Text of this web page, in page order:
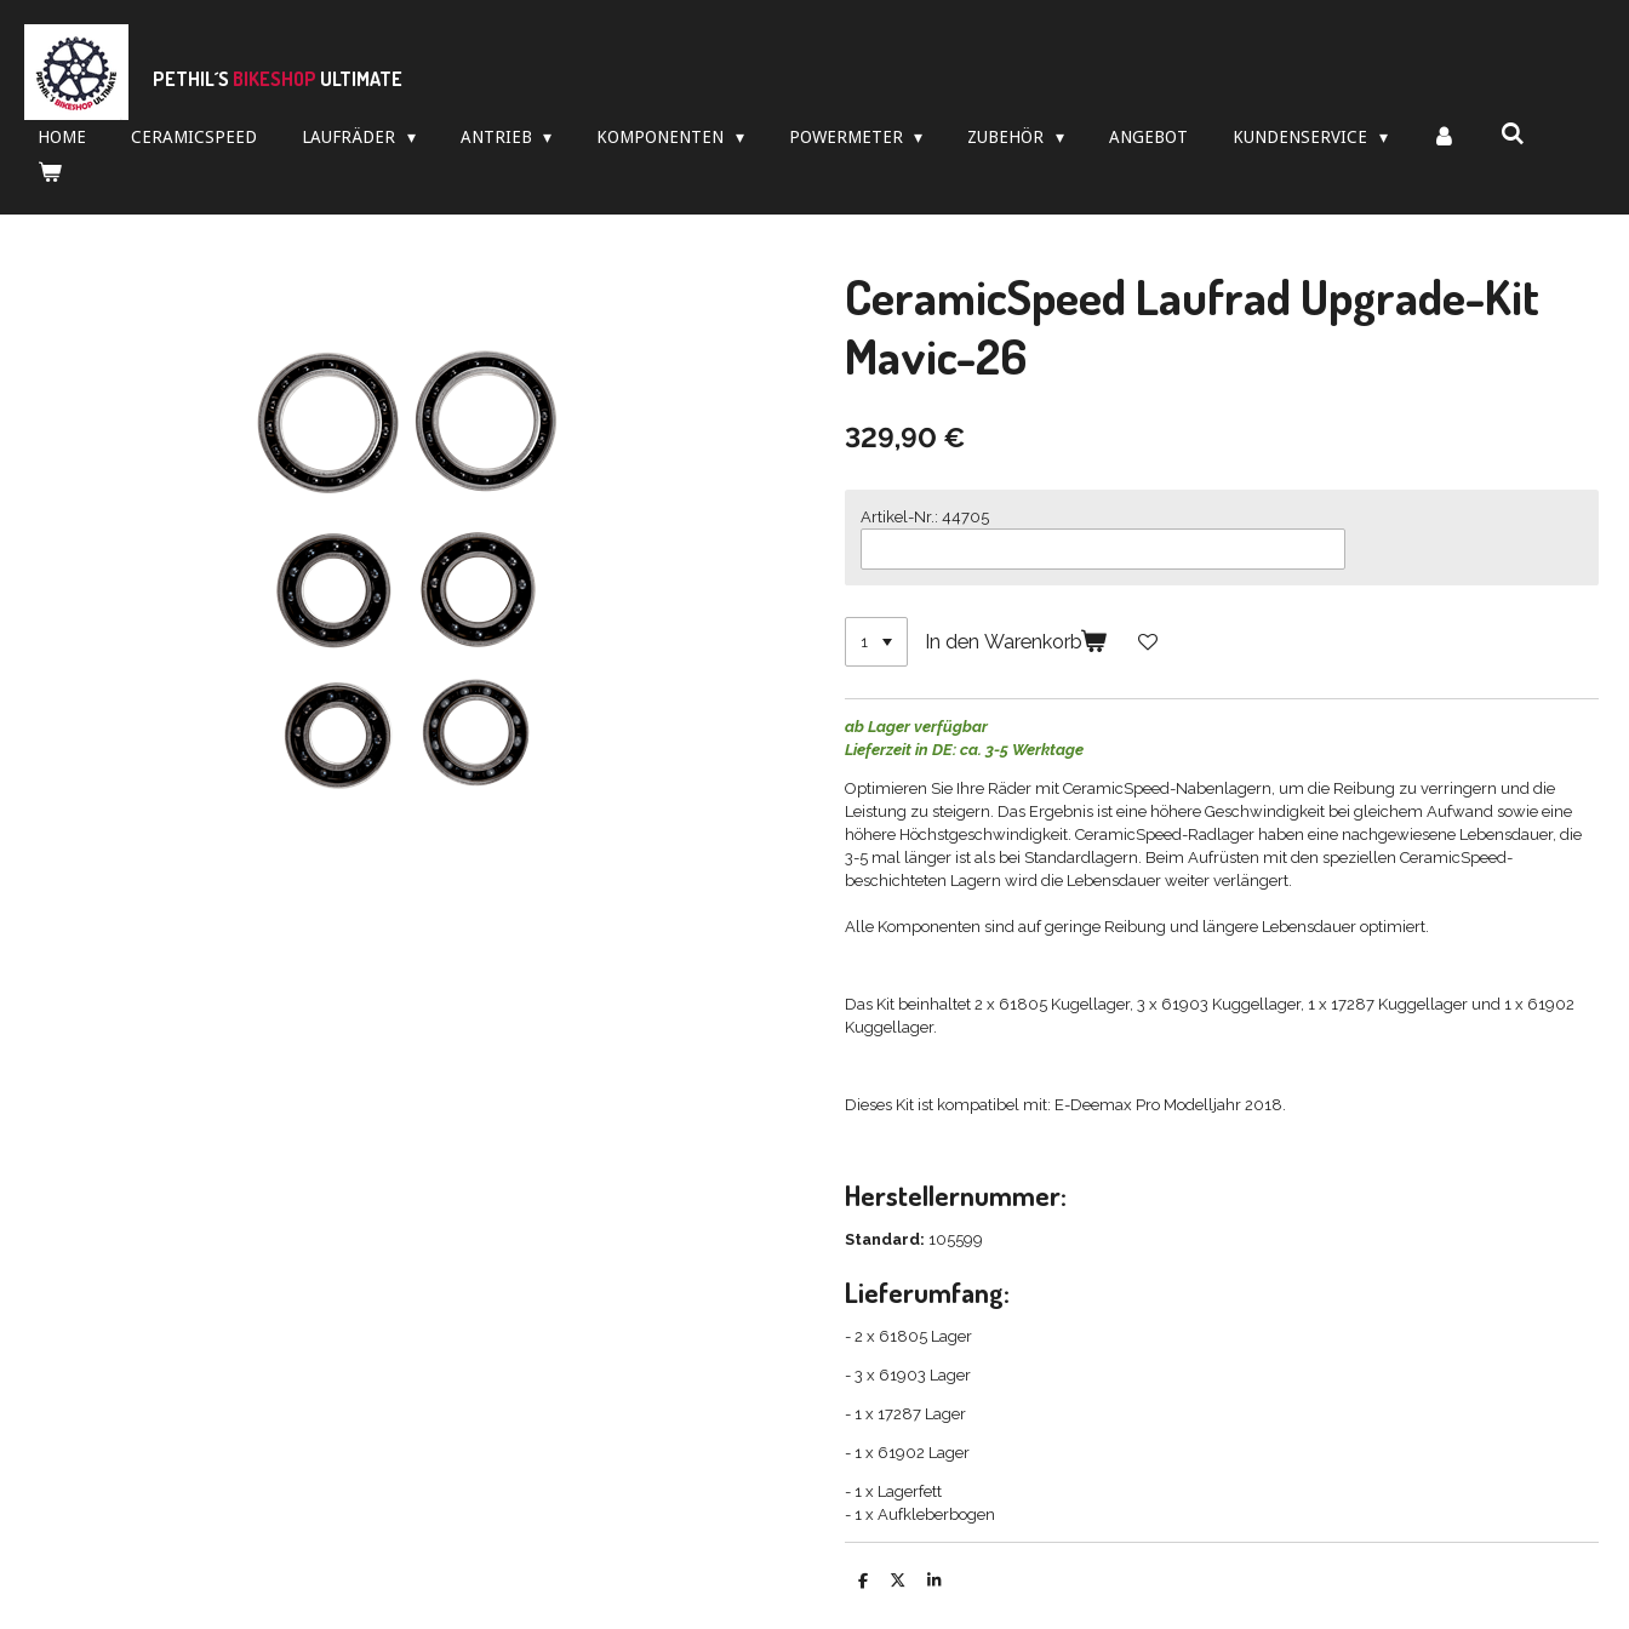
Zum
Hauptinhalt
springen
PETHIL´S BIKESHOP ULTIMATE
HOME CERAMICSPEED LAUFRÄDER ANTRIEB KOMPONENTEN POWERMETER ZUBEHÖR ANGEBOT KUNDENSERVICE
CeramicSpeed Laufrad Upgrade-Kit
Mavic-26
329,90 €
Artikel-Nr.: 44705
In den Warenkorb
ab Lager verfügbar
Lieferzeit in DE: ca. 3-5 Werktage
Optimieren Sie Ihre Räder mit CeramicSpeed-Nabenlagern, um die Reibung zu verringern und die
Leistung zu steigern. Das Ergebnis ist eine höhere Geschwindigkeit bei gleichem Aufwand sowie eine
höhere Höchstgeschwindigkeit. CeramicSpeed-Radlager haben eine nachgewiesene Lebensdauer, die
3-5 mal länger ist als bei Standardlagern. Beim Aufrüsten mit den speziellen CeramicSpeed-
beschichteten Lagern wird die Lebensdauer weiter verlängert.
Alle Komponenten sind auf geringe Reibung und längere Lebensdauer optimiert.
Das Kit beinhaltet 2 x 61805 Kugellager, 3 x 61903 Kuggellager, 1 x 17287 Kuggellager und 1 x 61902
Kuggellager.
Dieses Kit ist kompatibel mit: E-Deemax Pro Modelljahr 2018.
Herstellernummer:
Standard: 105599
Lieferumfang:
- 2 x 61805 Lager
- 3 x 61903 Lager
- 1 x 17287 Lager
- 1 x 61902 Lager
- 1 x Lagerfett
- 1 x Aufkleberbogen
T
T
T